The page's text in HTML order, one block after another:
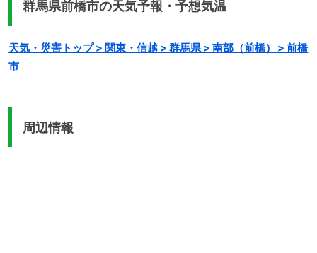
群馬県前橋市の天気予報・予想気温
天気・災害トップ > 関東・信越 > 群馬県 > 南部（前橋） > 前橋
市
周辺情報